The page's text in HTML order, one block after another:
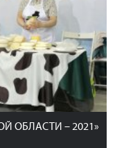
ОБЛАСТИ – 2021»